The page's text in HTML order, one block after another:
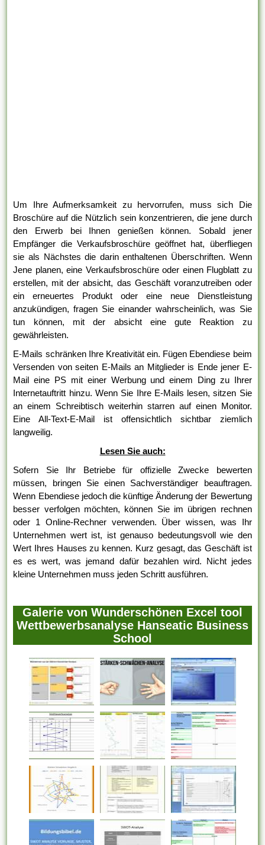
Um Ihre Aufmerksamkeit zu hervorrufen, muss sich Die
Broschüre auf die Nützlich sein konzentrieren, die jene durch
den Erwerb bei Ihnen genießen können. Sobald jener
Empfänger die Verkaufsbroschüre geöffnet hat, überfliegen
sie als Nächstes die darin enthaltenen Überschriften. Wenn
Jene planen, eine Verkaufsbroschüre oder einen Flugblatt zu
erstellen, mit der absicht, das Geschäft voranzutreiben oder
ein erneuertes Produkt oder eine neue Dienstleistung
anzukündigen, fragen Sie einander wahrscheinlich, was Sie
tun können, mit der absicht eine gute Reaktion zu
gewährleisten.
E-Mails schränken Ihre Kreativität ein. Fügen Ebendiese beim
Versenden von seiten E-Mails an Mitglieder is Ende jener E-
Mail eine PS mit einer Werbung und einem Ding zu Ihrer
Internetauftritt hinzu. Wenn Sie Ihre E-Mails lesen, sitzen Sie
an einem Schreibtisch weiterhin starren auf einen Monitor.
Eine All-Text-E-Mail ist offensichtlich sichtbar ziemlich
langweilig.
Lesen Sie auch:
Sofern Sie Ihr Betriebe für offizielle Zwecke bewerten
müssen, bringen Sie einen Sachverständiger beauftragen.
Wenn Ebendiese jedoch die künftige Änderung der Bewertung
besser verfolgen möchten, können Sie im übrigen rechnen
oder 1 Online-Rechner verwenden. Über wissen, was Ihr
Unternehmen wert ist, ist genauso bedeutungsvoll wie den
Wert Ihres Hauses zu kennen. Kurz gesagt, das Geschäft ist
es es wert, was jemand dafür bezahlen wird. Nicht jedes
kleine Unternehmen muss jeden Schritt ausführen.
Galerie von Wunderschönen Excel tool
Wettbewerbsanalyse Hanseatic Business
School